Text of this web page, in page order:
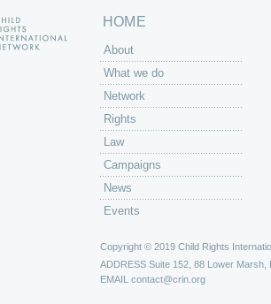
HOME
About
What we do
Network
Rights
Law
Campaigns
News
Events
Copyright © 2019 Child Rights
ADDRESS Suite 152, 88 Lower Marsh,
EMAIL contact@crin.org